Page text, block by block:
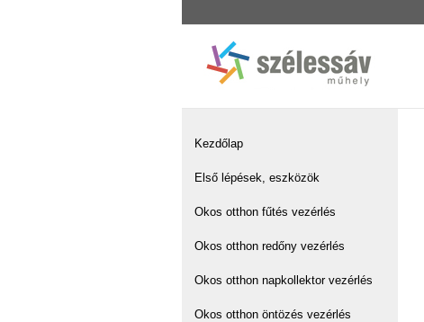
Kezdőlap
Első lépések, eszközök
Okos otthon fűtés vezérlés
Okos otthon redőny vezérlés
Okos otthon napkollektor vezérlés
Okos otthon öntözés vezérlés